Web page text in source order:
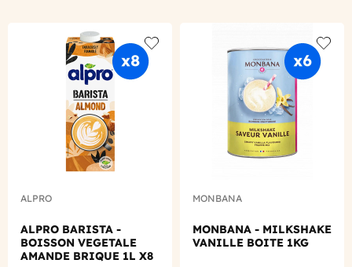
Add to wishlist
ALPRO
ALPRO BARISTA -
BOISSON VEGETALE
AMANDE BRIQUE 1L X8
Add
MONBANA
MONBANA - MILKSHAKE
VANILLE BOITE 1KG